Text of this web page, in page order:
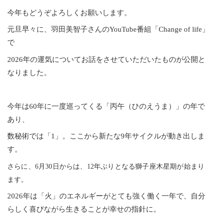
今年もどうぞよろしくお願いします。
元旦早々に、羽田美智子さんのYouTube番組「Change of life」
で
2026年の運気についてお話をさせていただいたものが公開と
なりました。
今年は60年に一度巡ってくる「丙午（ひのえうま）」の年で
あり、
数秘術では「1」。ここから新たな9年サイクルが動き出しま
す。
さらに、6月30日からは、12年ぶりとなる獅子座木星期が始まり
ます。
2026年は「火」のエネルギーがとても強く働く一年で、自分
らしく喜びながら生きることが幸せの指針に。